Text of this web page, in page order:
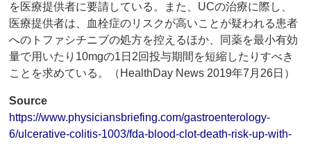
を医療提供者に要請している。また、UCの治療に際し、
医療提供者は、血栓症のリスクが高いことが疑われる患者
へのトファシチニブの処方を控えるほか、同薬を最小有効
量で用いたり10mgの1日2回投与期間を短縮したりすべき
ことを求めている。（HealthDay News 2019年7月26日）
Source
https://www.physiciansbriefing.com/gastroenterology-
6/ulcerative-colitis-1003/fda-blood-clot-death-risk-up-with-